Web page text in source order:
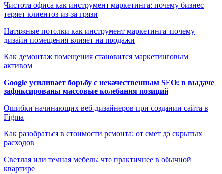
Чистота офиса как инструмент маркетинга: почему бизнес
теряет клиентов из-за грязи
Натяжные потолки как инструмент маркетинга: почему
дизайн помещения влияет на продажи
Как демонтаж помещения становится маркетинговым
активом
Google усиливает борьбу с некачественным SEO: в выдаче
зафиксированы массовые колебания позиций
Ошибки начинающих веб-дизайнеров при создании сайта в
Figma
Как разобраться в стоимости ремонта: от смет до скрытых
расходов
Светлая или темная мебель: что практичнее в обычной
квартире